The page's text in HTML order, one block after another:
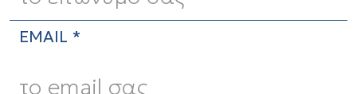
EMAIL *